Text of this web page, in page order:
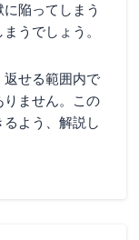
陥ってしまう
うでしょう。
返せる範囲内で
ません。この
よう、解説し